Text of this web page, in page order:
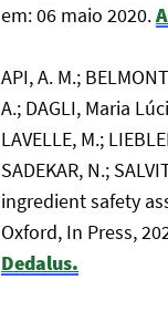
em: 06 maio 2020.
API, A. M.;
A.; DAGLI, Maria
LAVELLE, M.;
SADEKAR, N.;
ingredient safety
Oxford, In Press,
Dedalus.